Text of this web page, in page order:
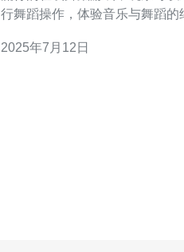
行舞蹈操作，体验音乐与舞蹈的
巧。 随着劲舞团在马来西亚的玩家群体不断增长，游戏开
2025年7月12日